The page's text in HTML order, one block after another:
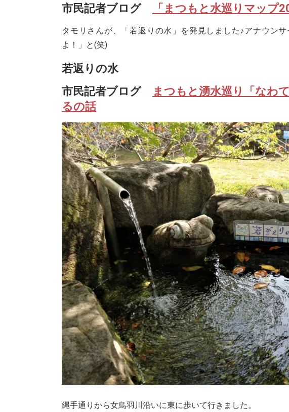
市民記者ブログ 「まつもと水巡りマッ
タモリさんが、「若返りの水」を発見しました♪アナウン
よ！」と(笑)
若返りの水
市民記者ブログ
まつもと湧水巡り「なわ
るの話
縄手通りから女鳥羽川沿いに東に歩いて行きました。